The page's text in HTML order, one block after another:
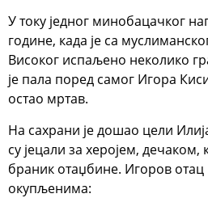
У току једног минобацачког
године, када је са
Високог испаљено неколико
је пала поред самог Игора
остао мртав.
На сахрани је дошао цели
су јецали за херојем, дечаком,
браник отаџбине. Игоров отац
окупљенима: